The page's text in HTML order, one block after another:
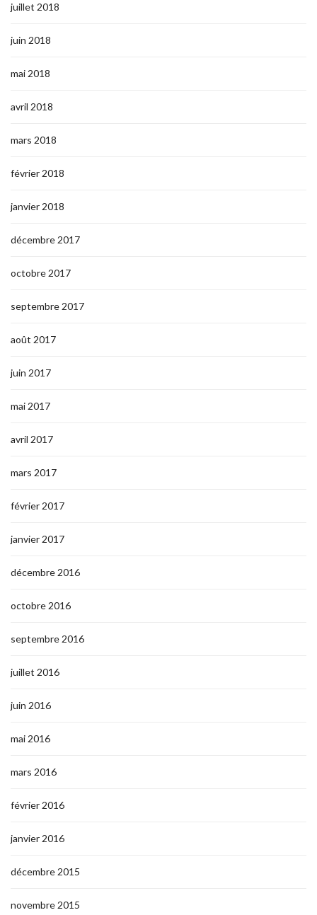
juillet 2018
juin 2018
mai 2018
avril 2018
mars 2018
février 2018
janvier 2018
décembre 2017
octobre 2017
septembre 2017
août 2017
juin 2017
mai 2017
avril 2017
mars 2017
février 2017
janvier 2017
décembre 2016
octobre 2016
septembre 2016
juillet 2016
juin 2016
mai 2016
mars 2016
février 2016
janvier 2016
décembre 2015
novembre 2015